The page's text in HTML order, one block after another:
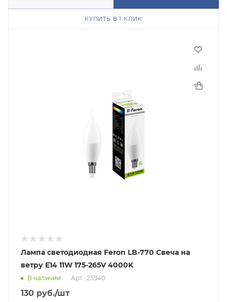
КУПИТЬ В 1 КЛИК
Лампа светодиодная Feron LB-770 Свеча на
ветру E14 11W 175-265V 4000K
В наличии Арт.: 25940
130 руб./шт